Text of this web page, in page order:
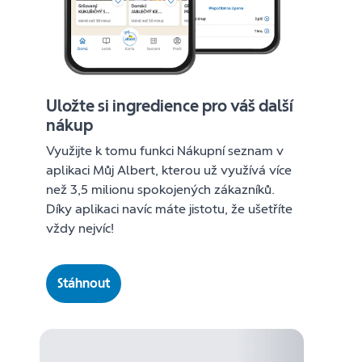
Uložte si ingredience pro váš další
nákup
Využijte k tomu funkci Nákupní seznam v
aplikaci Můj Albert, kterou už využívá více
než 3,5 milionu spokojených zákazníků.
Díky aplikaci navíc máte jistotu, že ušetříte
vždy nejvíc!
Stáhnout